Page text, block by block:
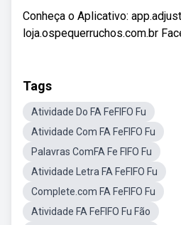
Conheça o Aplicativo:
loja.ospequerruchos.com.br
Tags
Atividade Do FA FeFIFO Fu
Atividade Com FA FeFIFO Fu
Palavras ComFA Fe FIFO Fu
Atividade Letra FA FeFIFO Fu
Complete.com FA FeFIFO Fu
Atividade FA FeFIFO Fu Fão